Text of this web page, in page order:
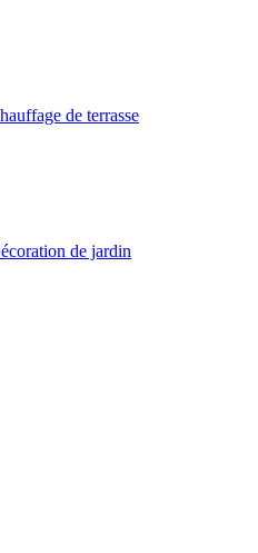
de terrasse
de jardin